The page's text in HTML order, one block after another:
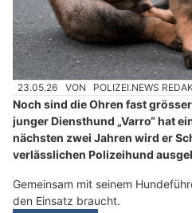
23.05.26 VON POLIZEI.NEWS
Noch sind die Ohren fast
junger Diensthund „Varro“ hat
nächsten zwei Jahren wird er
verlässlichen Polizeihund
Gemeinsam mit seinem
den Einsatz braucht.